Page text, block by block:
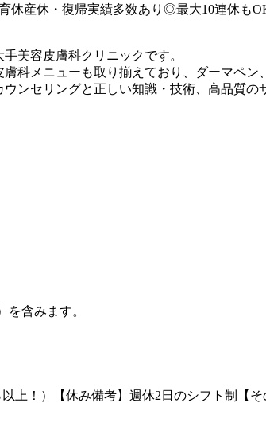
産休・復帰実績多数あり◎最大10連休も
美容皮膚科クリニックです。
科メニューも取り揃えており、ダーマペン
ンセリングと正しい知識・技術、高品質の
を含みます。
上！）【休み備考】週休2日のシフト制【